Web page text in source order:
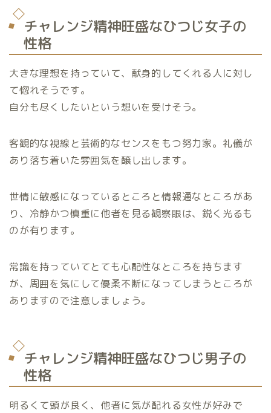
チャレンジ精神旺盛なひつじ女子の
性格
大きな理想を持っていて、献身的してくれる人に対し
て惚れそうです。
自分も尽くしたいという想いを受けそう。
客観的な視線と芸術的なセンスをもつ努力家。礼儀が
あり落ち着いた雰囲気を醸し出します。
世情に敏感になっているところと情報通なところがあ
り、冷静かつ慎重に他者を見る観察眼は、鋭く光るも
のが有ります。
常識を持っていてとても心配性なところを持ちます
が、周囲を気にして優柔不断になってしまうところが
ありますので注意しましょう。
チャレンジ精神旺盛なひつじ男子の
性格
明るくて頭が良く、他者に気が配れる女性が好みで